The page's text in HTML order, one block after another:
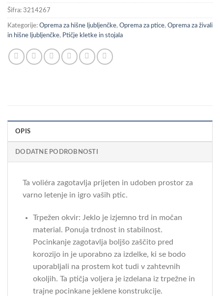
Šifra: 3214267
Kategorije: Oprema za hišne ljubljenčke, Oprema za ptice, Oprema za živali
in hišne ljubljenčke, Ptičje kletke in stojala
OPIS
DODATNE PODROBNOSTI
Ta voliéra zagotavlja prijeten in udoben prostor za
varno letenje in igro vaših ptic.
Trpežen okvir: Jeklo je izjemno trd in močan
material. Ponuja trdnost in stabilnost.
Pocinkanje zagotavlja boljšo zaščito pred
korozijo in je uporabno za izdelke, ki se bodo
uporabljali na prostem kot tudi v zahtevnih
okoljih. Ta ptičja voljera je izdelana iz trpežne in
trajne pocinkane jeklene konstrukcije.